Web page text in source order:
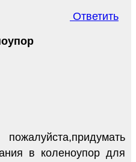
Ответить
в коленоупор для